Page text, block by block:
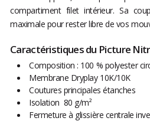
compartiment filet intérieur. Sa
maximale pour rester libre de vos
Caractéristiques du Picture
Composition : 100 % polyester
Membrane Dryplay 10K/10K
Coutures principales étanches
Isolation 80 g/m²
Fermeture à glissière centrale